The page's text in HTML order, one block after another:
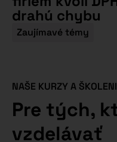
drahú chybu
Zaujímavé témy
NAŠE KURZY A
Pre tých,
vzdelávať